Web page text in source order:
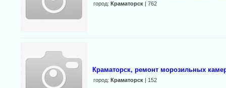
город: Краматорск| 762
Краматорск, ремонт морозильных
город: Краматорск| 152